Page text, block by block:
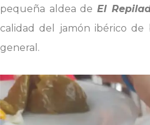
pequeña aldea deEl
calidad del jamón ibérico
general.